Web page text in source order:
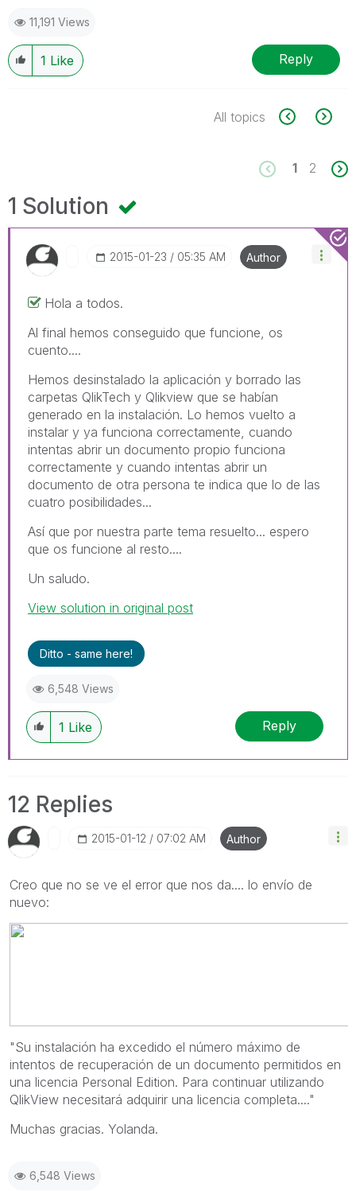
11,191 Views
1 Like Reply
All topics
1 2
1 Solution
‎2015-01-23 05:35 AM Author
Hola a todos.
Al final hemos conseguido que funcione, os
cuento....
Hemos desinstalado la aplicación y borrado las
carpetas QlikTech y Qlikview que se habían
generado en la instalación. Lo hemos vuelto a
instalar y ya funciona correctamente, cuando
intentas abrir un documento propio funciona
correctamente y cuando intentas abrir un
documento de otra persona te indica que lo de las
cuatro posibilidades...
Así que por nuestra parte tema resuelto... espero
que os funcione al resto....
Un saludo.
View solution in original post
Ditto - same here!
6,548 Views
1 Like Reply
12 Replies
‎2015-01-12 07:02 AM Author
Creo que no se ve el error que nos da.... lo envío de
nuevo:
"Su instalación ha excedido el número máximo de
intentos de recuperación de un documento permitidos en
una licencia Personal Edition. Para continuar utilizando
QlikView necesitará adquirir una licencia completa...."
Muchas gracias. Yolanda.
6,548 Views